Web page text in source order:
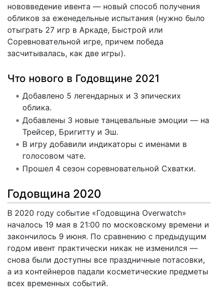
нововведение ивента — новый способ получения
обликов за еженедельные испытания (нужно было
отыграть 27 игр в Аркаде, Быстрой или
Соревновательной игре, причем победа
засчитывалась, как две игры).
Что нового в Годовщине 2021
Добавлено 5 легендарных и 3 эпических
облика.
Добавлены 3 новые танцевальные эмоции — на
Трейсер, Бригитту и Эш.
В игру добавили индикаторы с именами в
голосовом чате.
Прошел 4 сезон соревновательной Схватки.
Годовщина 2020
В 2020 году событие «Годовщина Overwatch»
началось 19 мая в 21:00 по московскому времени и
закончилось 9 июня. По сравнению с предыдущим
годом ивент практически никак не изменился —
снова были доступны все праздничные потасовки,
а из контейнеров падали косметические предметы
всех временных событий.